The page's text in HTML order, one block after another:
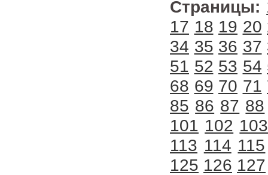
Страницы:
17 18 19 20
34 35 36 37
51 52 53 54
68 69 70 71
85 86 87 88
101 102 103
113 114 115
125 126 127